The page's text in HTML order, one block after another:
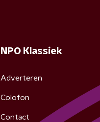
NPO Klassiek
Adverteren
Colofon
Contact